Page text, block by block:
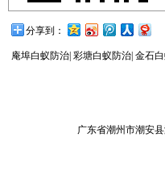
分享到：
庵埠白蚁防治| 彩塘白蚁防治| 金石
广东省潮州市潮安